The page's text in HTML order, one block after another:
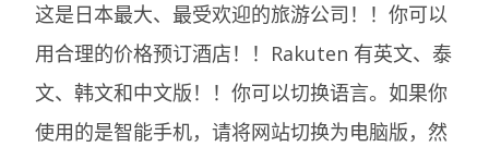
这是日本最大、最受欢迎的旅游公司！！你可以
用合理的价格预订酒店！！Rakuten 有英文、泰
文、韩文和中文版！！你可以切换语言。如果你
使用的是智能手机，请将网站切换为电脑版，然